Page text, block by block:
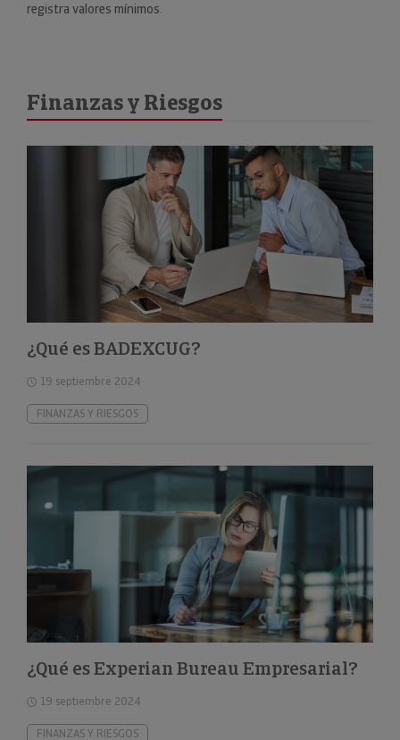
registra valores mínimos.
Finanzas y Riesgos
¿Qué es BADEXCUG?
19 septiembre 2024
FINANZAS Y RIESGOS
¿Qué es Experian Bureau Empresarial?
19 septiembre 2024
FINANZAS Y RIESGOS